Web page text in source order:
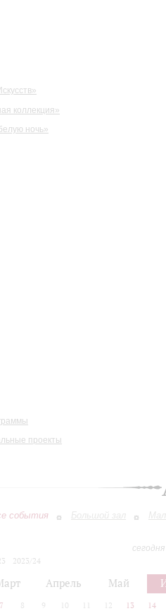
коллекция»
ночь»
проекты
события Большой зал
2023/24
Апрель Май
7 8 9 10 12 13 14